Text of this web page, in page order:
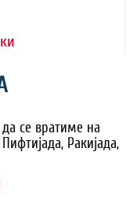
се вратиме на
Ракијада,